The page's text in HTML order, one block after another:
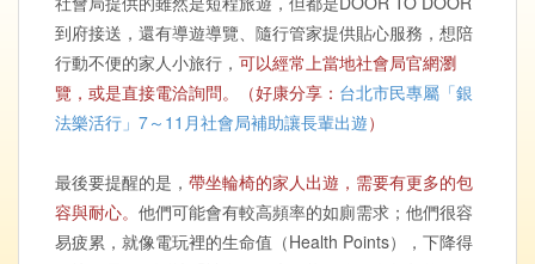
到府接送，還有導遊導覽、隨行管家提供貼心服務，想陪
行動不便的家人小旅行， 可以經常上當地社會局官網瀏
覽，或是直接電洽詢問。（好康分享： 台北市民專屬「銀
法樂活行」7～11月社會局補助讓長輩出遊）
最後要提醒的是， 帶坐輪椅的家人出遊，需要有更多的包
容與耐心。 他們可能會有較高頻率的如廁需求；他們很容
易疲累，就像電玩裡的生命值（Health Points），下降得